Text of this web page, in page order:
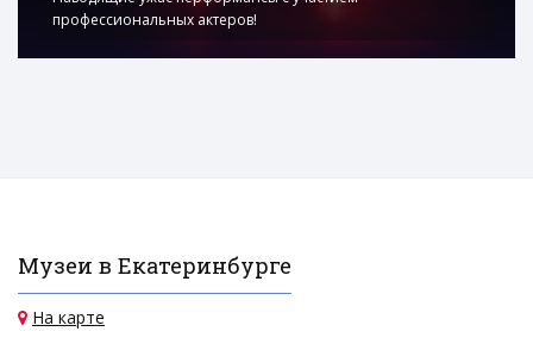
профессиональных актеров!
Музеи в Екатеринбурге
На карте